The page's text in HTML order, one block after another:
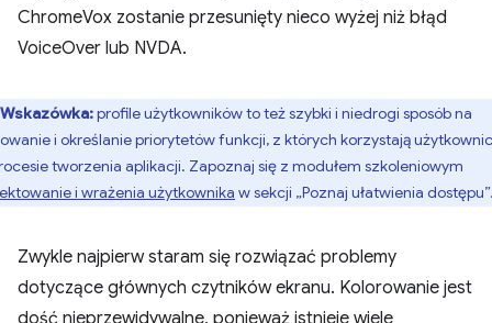
ChromeVox zostanie przesunięty nieco wyżej niż błąd
VoiceOver lub NVDA.
Wskazówka:profile użytkowników to też szybki i niedrogi sposób na
i określanie priorytetów funkcji, z których korzystają
tworzenia aplikacji. Zapoznaj się z modułem szkoleniowym
i wrażenia użytkownika w sekcji „Poznaj ułatwienia
Zwykle najpierw staram się rozwiązać problemy
dotyczące głównych czytników ekranu. Kolorowanie jest